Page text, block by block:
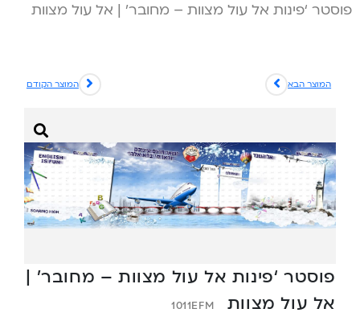
פוסטר ‘פינות אל עול מצוות – מחובר’ | אל עול מצוות
המוצר הקודם המוצר הבא
פוסטר ‘פינות אל עול מצוות – מחובר’ |
אל עול מצוות
1011EFM